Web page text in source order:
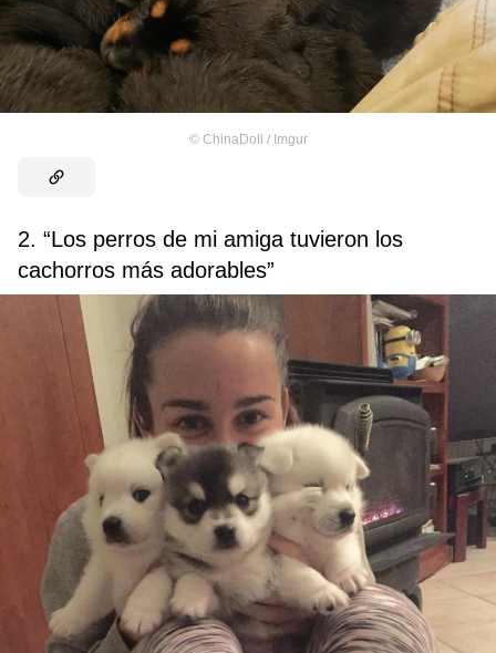
© ChinaDoll / Imgur
2. “Los perros de mi amiga tuvieron los
cachorros más adorables”